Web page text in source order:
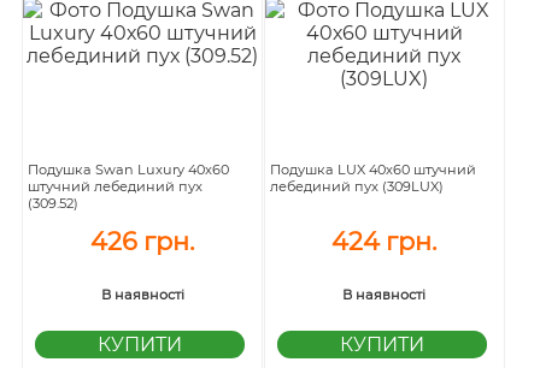
Подушка Swan Luxury 40х60
штучний лебединий пух
(309.52)
426 грн.
В наявності
Подушка LUX 40х60 штучний
лебединий пух (309LUX)
424 грн.
В наявності